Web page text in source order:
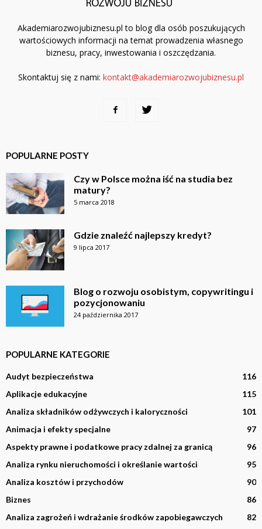
Akademiarozwojubiznesu.pl to blog dla osób poszukujących
wartościowych informacji na temat prowadzenia własnego
biznesu, pracy, inwestowania i oszczędzania.
Skontaktuj się z nami: kontakt@akademiarozwojubiznesu.pl
POPULARNE POSTY
Czy w Polsce można iść na studia bez
matury?
5 marca 2018
Gdzie znaleźć najlepszy kredyt?
9 lipca 2017
Blog o rozwoju osobistym, copywritingu i
pozycjonowaniu
24 października 2017
POPULARNE KATEGORIE
Audyt bezpieczeństwa
116
Aplikacje edukacyjne
115
Analiza składników odżywczych i kaloryczności
101
Animacja i efekty specjalne
97
Aspekty prawne i podatkowe pracy zdalnej za granicą
96
Analiza rynku nieruchomości i określanie wartości
95
Analiza kosztów i przychodów
90
Biznes
86
Analiza zagrożeń i wdrażanie środków zapobiegawczych
82